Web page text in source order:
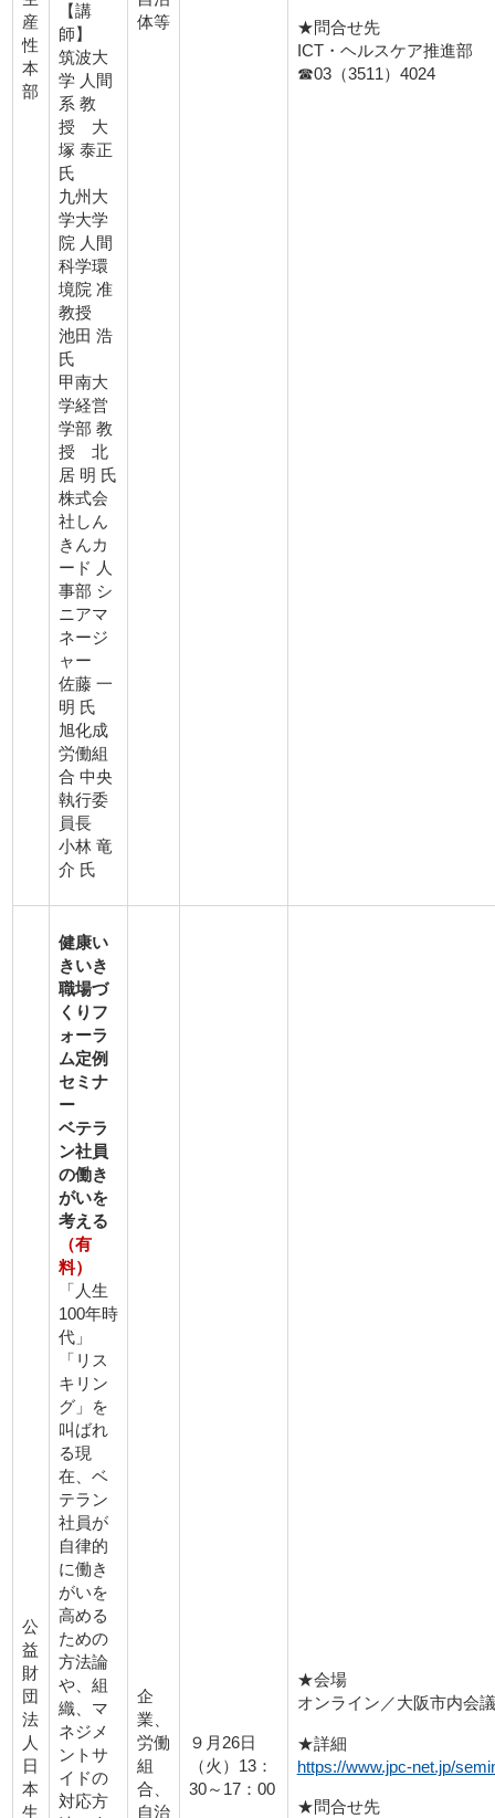
産
性
本
部
【講
師】
筑波大
学 人間
系 教
授 大
塚 泰正
氏
九州大
学大学
院 人間
科学環
境院 准
教授
池田 浩
氏
甲南大
学経営
学部 教
授 北
居 明 氏
株式会
社しん
きんカ
ード 人
事部 シ
ニアマ
ネージ
ャー
佐藤 一
明 氏
旭化成
労働組
合 中央
執行委
員長
小林 竜
介 氏
体等
★問合せ先
ICT・ヘルスケア推進部
☎03（3511）4024
公
益
財
団
法
人
日
本
生
健康い
きいき
職場づ
くりフ
ォーラ
ム定例
セミナ
ー
ベテラ
ン社員
の働き
がいを
考える
（有
料）
「人生
100年時
代」
「リス
キリン
グ」を
叫ばれ
る現
在、ベ
テラン
社員が
自律的
に働き
がいを
高める
ための
方法論
や、組
織、マ
ネジメ
ントサ
イドの
対応方
企
業、
労働
組
合、
自治
９月26日
（火）13：
30～17：00
★会場
オンライン／大阪市内会
★詳細
https://www.jpc-net.jp/
★問合せ先